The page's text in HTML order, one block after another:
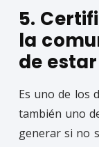
5.
la
de
Es uno de los
también uno
generar si no